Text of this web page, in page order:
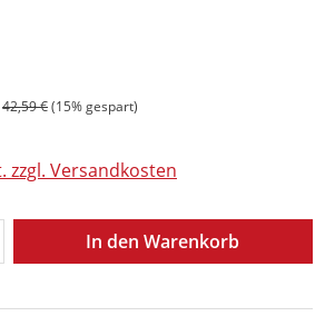
42,59 €(15% gespart)
zzgl. Versandkosten
Gib den gewünschten
In den Warenkorb